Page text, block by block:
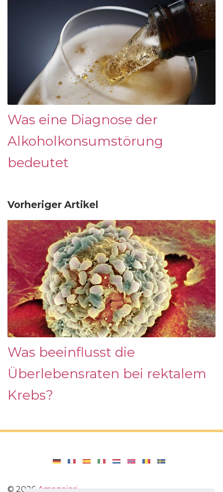
Was eine Diagnose der
Alkoholkonsumstörung
bedeutet
Vorheriger Artikel
Was beeinflusst die
Überlebensraten bei rektalem
Krebs?
© 2026 Amenajari